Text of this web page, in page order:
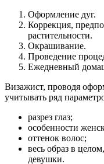
Оформление дуг.
Коррекция,
растительности.
Окрашивание.
Проведение
Ежедневный
Визажист, проводя
учитывать ряд
разрез глаз;
особенности
оттенок волос;
весь образ в
девушки.